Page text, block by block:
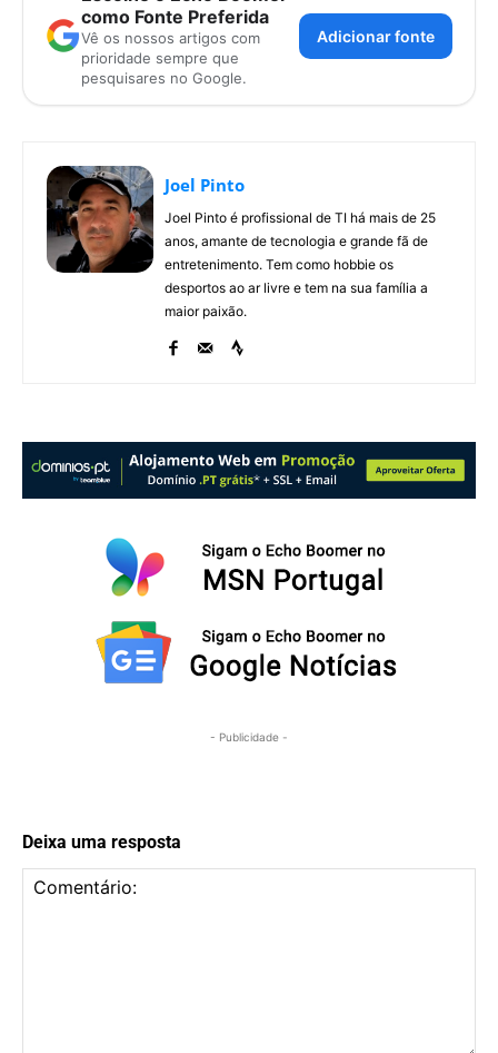
como Fonte Preferida
Vê os nossos artigos com
prioridade sempre que
pesquisares no Google.
Adicionar fonte
Joel Pinto
Joel Pinto é profissional de TI há mais de 25
anos, amante de tecnologia e grande fã de
entretenimento. Tem como hobbie os
desportos ao ar livre e tem na sua família a
maior paixão.
- Publicidade -
Deixa uma resposta